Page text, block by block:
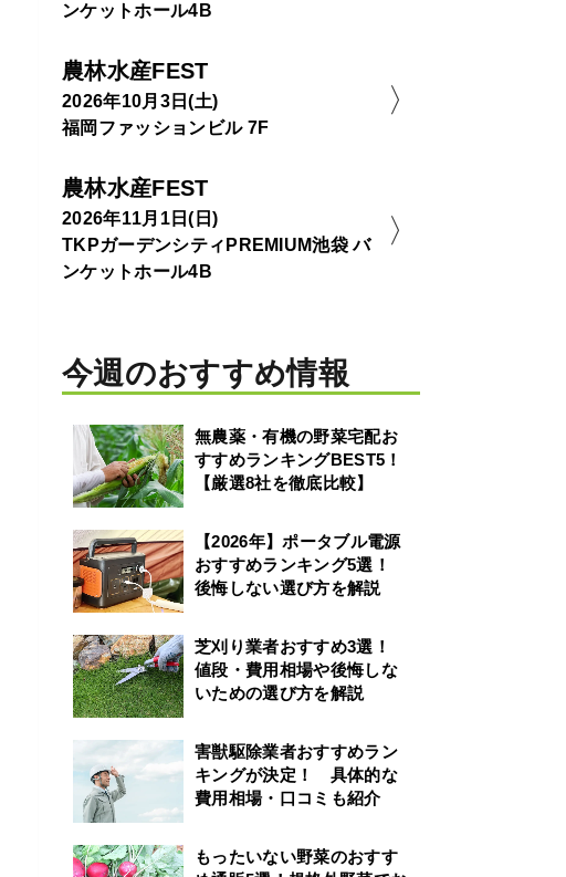
ンケットホール4B
農林水産FEST
2026年10月3日(土)
福岡ファッションビル 7F
農林水産FEST
2026年11月1日(日)
TKPガーデンシティPREMIUM池袋 バ
ンケットホール4B
今週のおすすめ情報
無農薬・有機の野菜宅配お
すすめランキングBEST5！
【厳選8社を徹底比較】
【2026年】ポータブル電源
おすすめランキング5選！
後悔しない選び方を解説
芝刈り業者おすすめ3選！
値段・費用相場や後悔しな
いための選び方を解説
害獣駆除業者おすすめラン
キングが決定！ 具体的な
費用相場・口コミも紹介
もったいない野菜のおすす